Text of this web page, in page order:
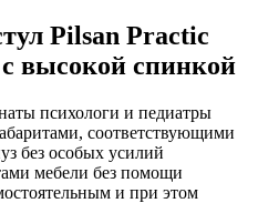
Pilsan Practic
высокой спинкой
психологи и педиатры
соответствующими
без особых усилий
мебели без помощи
и при этом